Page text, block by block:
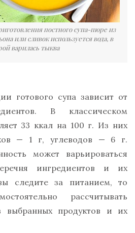
постного супа-пюре из
или сливок используется вода, в
варилась тыква
готового супа зависит от
В классическом
33 ккал на 100 г. Из них
— 1 г, углеводов — 6 г.
может варьироваться
ингредиентов и их
следите за питанием, то
рассчитывать
выбранных продуктов и их